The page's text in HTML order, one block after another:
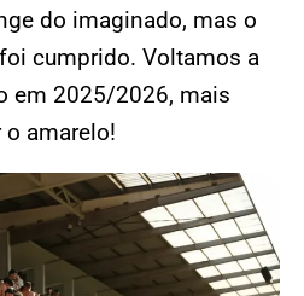
do imaginado, mas o
cumprido. Voltamos a
em 2025/2026, mais
amarelo!